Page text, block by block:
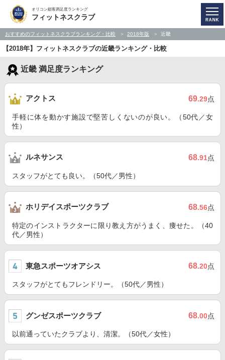
オリコン顧客満足度ランキング
フィットネスクラブ
おすすめのフィットネスクラブランキング・比較 2018年版 近畿
【2018年】フィットネスクラブの近畿ランキング・比較
近畿 満足度ランキング
アクトス 69.29点
手軽に体を動かす施設で堅苦しくないのが良い。（50代／女
性）
ルネサンス 68.91点
スタッフがとても良い。（50代／男性）
ホリデイスポーツクラブ 68.56点
特定のインストラクターに限り教え方がうまく、痩せた。（40
代／男性）
東急スポーツオアシス 68.20点
スタッフがとてもフレンドリー。（50代／男性）
グンゼスポーツクラブ 68.00点
以前通っていたクラブより、清潔。（50代／女性）